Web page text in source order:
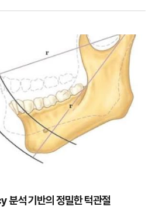
석 기반의 정밀한 턱관절